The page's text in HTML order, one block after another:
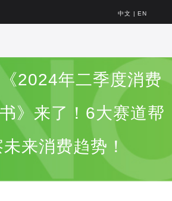
中文 | EN
2024年二季度消费
》来了！6大赛道帮
来消费趋势！